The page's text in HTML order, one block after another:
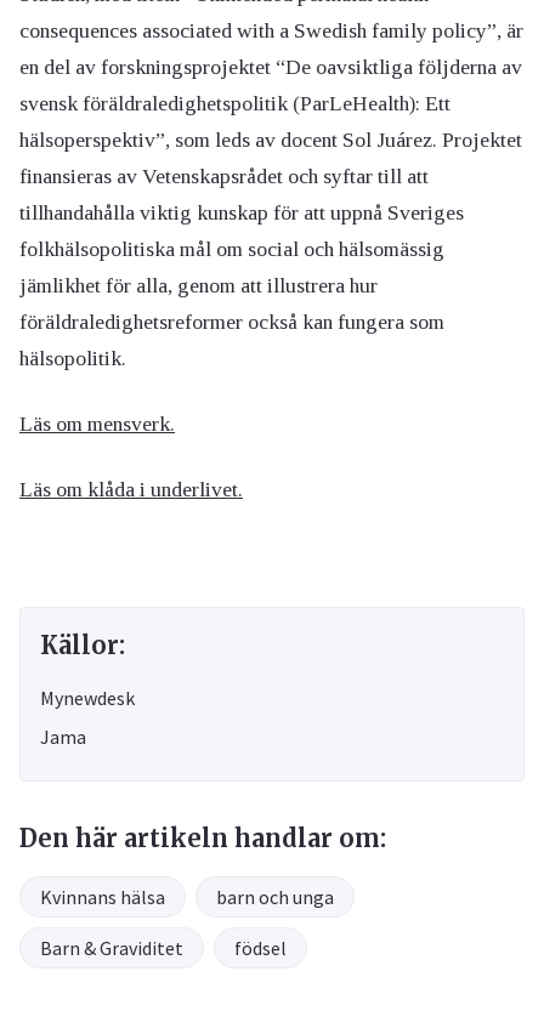
consequences associated with a Swedish family policy”, är
en del av forskningsprojektet “De oavsiktliga följderna av
svensk föräldraledighetspolitik (ParLeHealth): Ett
hälsoperspektiv”, som leds av docent Sol Juárez. Projektet
finansieras av Vetenskapsrådet och syftar till att
tillhandahålla viktig kunskap för att uppnå Sveriges
folkhälsopolitiska mål om social och hälsomässig
jämlikhet för alla, genom att illustrera hur
föräldraledighetsreformer också kan fungera som
hälsopolitik.
Läs om mensverk.
Läs om klåda i underlivet.
Källor:
Mynewdesk
Jama
Den här artikeln handlar om:
Kvinnans hälsa barn och unga
Barn & Graviditet födsel